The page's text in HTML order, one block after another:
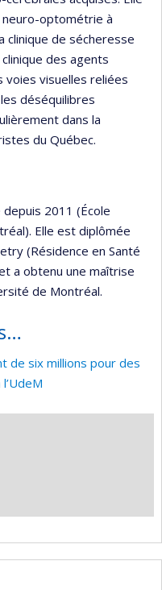
optométrie à
clinique de sécheresse
des agents
visuelles reliées
déséquilibres
dans la
du Québec.
2011 (École
Elle est diplômée
(Résidence en Santé
a obtenu une maîtrise
de Montréal.
de six millions pour des